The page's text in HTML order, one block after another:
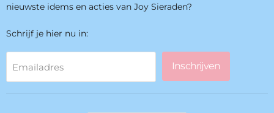
nieuwste idems en acties van Joy Sieraden?
Schrijf je hier nu in:
Emailadres Inschrijven